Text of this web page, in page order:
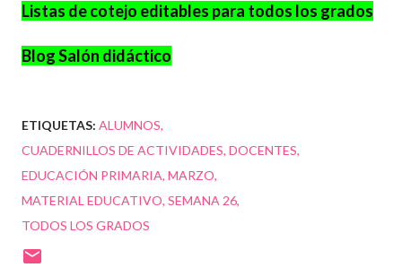
Listas de cotejo editables para todos los grados
Blog Salón didáctico
ETIQUETAS: ALUMNOS
CUADERNILLOS DE ACTIVIDADES DOCENTES
EDUCACIÓN PRIMARIA MARZO
MATERIAL EDUCATIVO SEMANA 26
TODOS LOS GRADOS